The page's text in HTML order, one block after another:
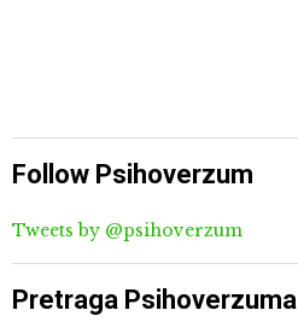
Follow Psihoverzum
Tweets by @psihoverzum
Pretraga Psihoverzuma